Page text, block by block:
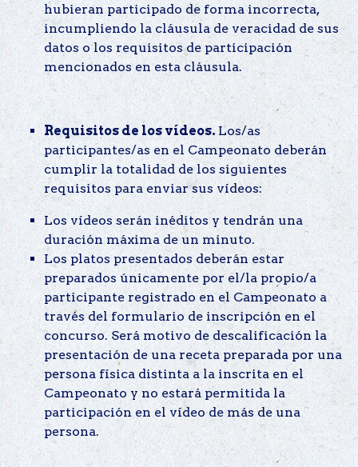
hubieran participado de forma incorrecta,
incumpliendo la cláusula de veracidad de sus
datos o los requisitos de participación
mencionados en esta cláusula.
Requisitos de los vídeos. Los/as
participantes/as en el Campeonato deberán
cumplir la totalidad de los siguientes
requisitos para enviar sus vídeos:
Los vídeos serán inéditos y tendrán una
duración máxima de un minuto.
Los platos presentados deberán estar
preparados únicamente por el/la propio/a
participante registrado en el Campeonato a
través del formulario de inscripción en el
concurso. Será motivo de descalificación la
presentación de una receta preparada por una
persona física distinta a la inscrita en el
Campeonato y no estará permitida la
participación en el vídeo de más de una
persona.